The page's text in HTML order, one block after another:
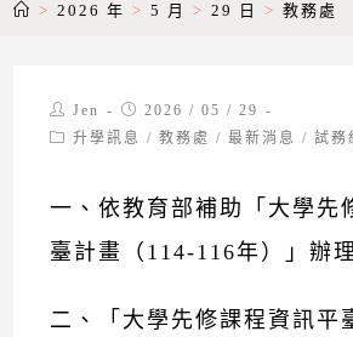
> 2026 年 > 5 月 > 29 日 > 教務處
Post
author:
Jen
Post
published:
2026 / 05 / 29
Post升學訊息 / 教務處 / 最新消息 / 試務
一、依教育部補助「大學先
臺計畫（114-116年）」辦
二、「大學先修課程資訊平